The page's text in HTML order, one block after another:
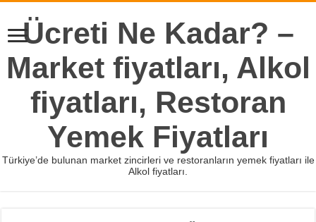
Ücreti Ne Kadar? –
Market fiyatları, Alkol
fiyatları, Restoran
Yemek Fiyatları
Türkiye’de bulunan market zincirleri ve restoranların yemek fiyatları ile
Alkol fiyatları.